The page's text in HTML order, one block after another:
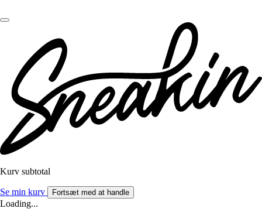
Kurv subtotal
Se min kurv Fortsæt med at handle
Loading...